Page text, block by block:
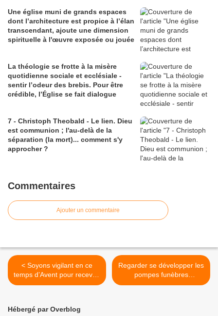
Une église muni de grands espaces
dont l’architecture est propice à l’élan
transcendant, ajoute une dimension
spirituelle à l'œuvre exposée ou jouée
La théologie se frotte à la misère
quotidienne sociale et ecclésiale -
sentir l’odeur des brebis. Pour être
crédible, l’Église se fait dialogue
7 - Christoph Theobald - Le lien. Dieu
est communion ; l'au-delà de la
séparation (la mort)... comment s'y
approcher ?
Commentaires
Ajouter un commentaire
< Soyons vigilant en ce
temps d’Avent pour recevoir
en toute disponibilité Dieu
demeure
Regarder se développer les
pompes funèbres
musulmanes sans se
Hébergé par Overblog